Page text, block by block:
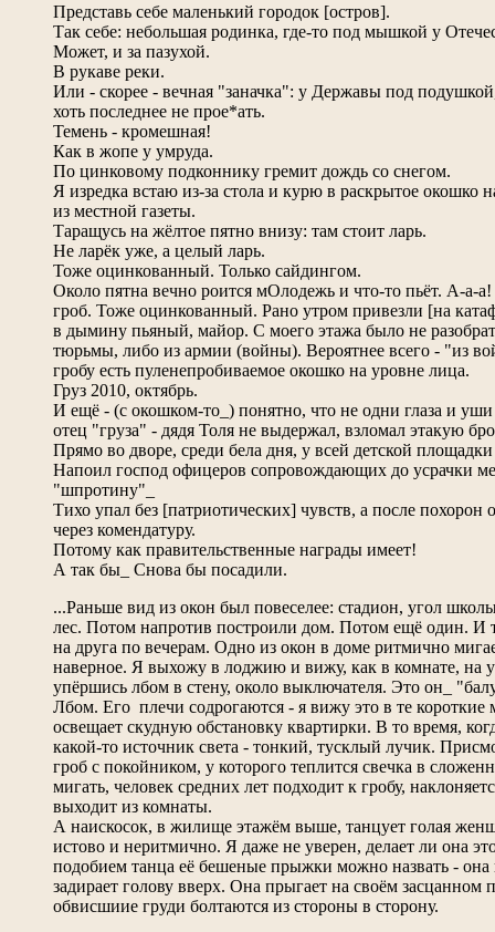
Представь себе маленький городок [остров].
Так себе: небольшая родинка, где-то под мышкой у
Может, и за пазухой.
В рукаве реки.
Или - скорее - вечная "заначка": у Державы под
хоть последнее не прое*ать.
Темень - кромешная!
Как в жопе у умруда.
По цинковому подконнику гремит дождь со снегом.
Я изредка встаю из-за стола и курю в раскрытое
из местной газеты.
Таращусь на жёлтое пятно внизу: там стоит ларь.
Не ларёк уже, а целый ларь.
Тоже оцинкованный. Только сайдингом.
Около пятна вечно роится мОлодежь и что-то пьёт. А-а-а!
гроб. Тоже оцинкованный. Рано утром привезли [на
в дымину пьяный, майор. С моего этажа было не
тюрьмы, либо из армии (войны). Вероятнее всего - "из
гробу есть пуленепробиваемое окошко на уровне лица.
Груз 2010, октябрь.
И ещё - (с окошком-то_) понятно, что не одни глаза и
отец "груза" - дядя Толя не выдержал, взломал этакую
Прямо во дворе, среди бела дня, у всей детской
Напоил господ офицеров сопровождающих до усрачки
"шпротину"_
Тихо упал без [патриотических] чувств, а после
через комендатуру.
Потому как правительственные награды имеет!
А так бы_ Снова бы посадили.
...Раньше вид из окон был повеселее: стадион, угол
лес. Потом напротив построили дом. Потом ещё один. И
на друга по вечерам. Одно из окон в доме ритмично
наверное. Я выхожу в лоджию и вижу, как в комнате, на
упёршись лбом в стену, около выключателя. Это он_
Лбом. Его плечи содрогаются - я вижу это в те короткие
освещает скудную обстановку квартирки. В то время,
какой-то источник света - тонкий, тусклый лучик.
гроб с покойником, у которого теплится свечка в
мигать, человек средних лет подходит к гробу,
выходит из комнаты.
А наискосок, в жилище этажём выше, танцует голая
истово и неритмично. Я даже не уверен, делает ли она
подобием танца её бешеные прыжки можно назвать - она
задирает голову вверх. Она прыгает на своём
обвисшиие груди болтаются из стороны в сторону.